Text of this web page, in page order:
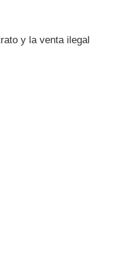
y la venta ilegal